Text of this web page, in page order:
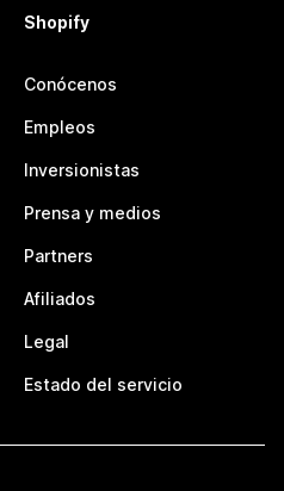
Shopify
Conócenos
Empleos
Inversionistas
Prensa y medios
Partners
Afiliados
Legal
Estado del servicio